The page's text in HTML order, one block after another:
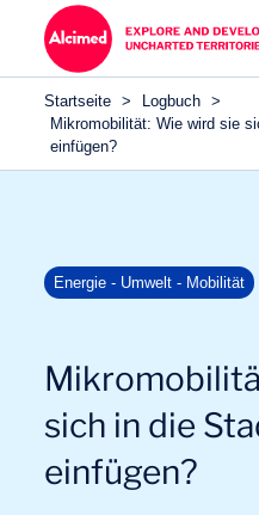
Search in content
Search in content
Startseite > Logbuch >
Mikromobilität: Wie wird sie
einfügen?
Energie - Umwelt - Mobilität
sich in die
einfügen?